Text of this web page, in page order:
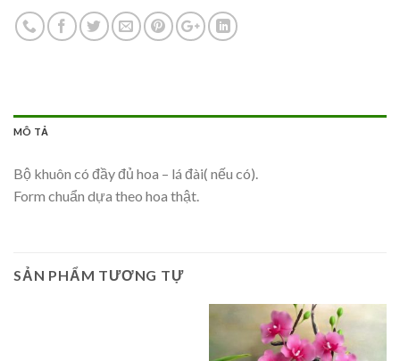
MÔ TẢ
Bộ khuôn có đầy đủ hoa – lá đài( nếu có).
Form chuẩn dựa theo hoa thật.
SẢN PHẨM TƯƠNG TỰ